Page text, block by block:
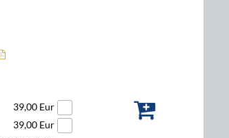
39,00 Eur
39,00 Eur